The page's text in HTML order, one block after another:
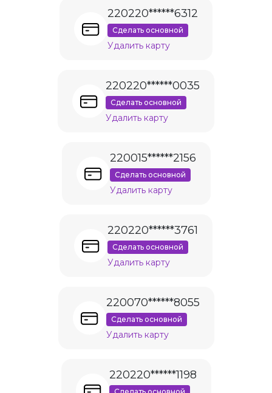
220220******6312
Сделать основной
Удалить карту
220220******0035
Сделать основной
Удалить карту
220015******2156
Сделать основной
Удалить карту
220220******3761
Сделать основной
Удалить карту
220070******8055
Сделать основной
Удалить карту
220220******1198